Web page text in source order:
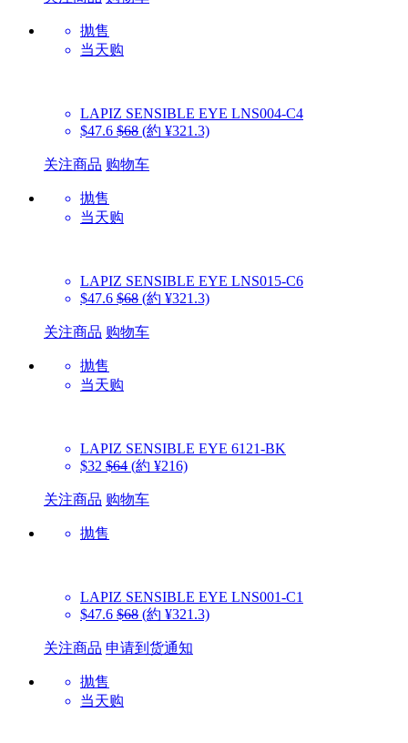
抛售
当天购
LAPIZ SENSIBLE EYE LNS004-C4
$47.6 $68 (約 ¥321.3)
关注商品 购物车
抛售
当天购
LAPIZ SENSIBLE EYE LNS015-C6
$47.6 $68 (約 ¥321.3)
关注商品 购物车
抛售
当天购
LAPIZ SENSIBLE EYE 6121-BK
$32 $64 (約 ¥216)
关注商品 购物车
抛售
LAPIZ SENSIBLE EYE LNS001-C1
$47.6 $68 (約 ¥321.3)
关注商品 申请到货通知
抛售
当天购